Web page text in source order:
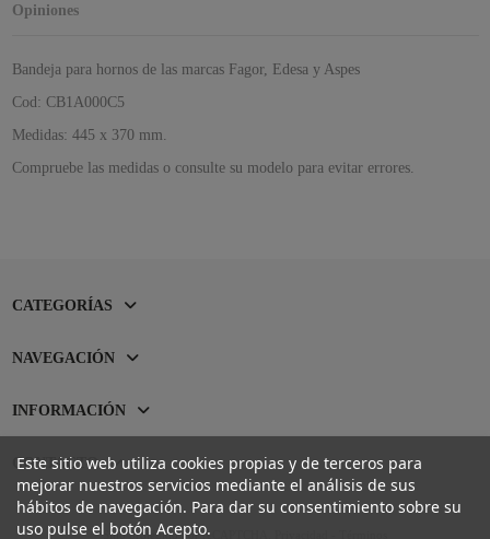
Opiniones
Bandeja para hornos de las marcas Fagor, Edesa y Aspes
Cod: CB1A000C5
Medidas: 445 x 370 mm.
Compruebe las medidas o consulte su modelo para evitar errores.
CATEGORÍAS
NAVEGACIÓN
INFORMACIÓN
CONTACTO
Este sitio web utiliza cookies propias y de terceros para
mejorar nuestros servicios mediante el análisis de sus
hábitos de navegación. Para dar su consentimiento sobre su
uso pulse el botón Acepto.
Sitio protegido por reCAPTCHA.